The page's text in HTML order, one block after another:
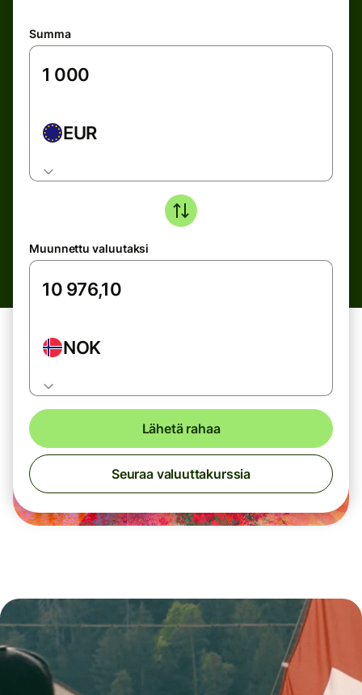
Summa
EUR
Muunnettu valuutaksi
NOK
Lähetä rahaa
Seuraa valuuttakurssia